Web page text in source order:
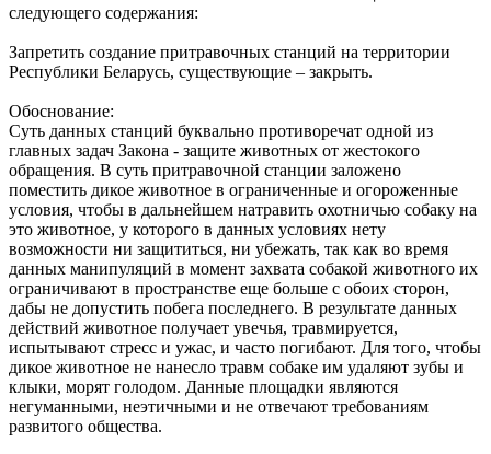
следующего содержания:
Запретить создание притравочных станций на территории
Республики Беларусь, существующие – закрыть.
Обоснование:
Суть данных станций буквально противоречат одной из
главных задач Закона - защите животных от жестокого
обращения. В суть притравочной станции заложено
поместить дикое животное в ограниченные и огороженные
условия, чтобы в дальнейшем натравить охотничью собаку на
это животное, у которого в данных условиях нету
возможности ни защититься, ни убежать, так как во время
данных манипуляций в момент захвата собакой животного их
ограничивают в пространстве еще больше с обоих сторон,
дабы не допустить побега последнего. В результате данных
действий животное получает увечья, травмируется,
испытывают стресс и ужас, и часто погибают. Для того, чтобы
дикое животное не нанесло травм собаке им удаляют зубы и
клыки, морят голодом. Данные площадки являются
негуманными, неэтичными и не отвечают требованиям
развитого общества.